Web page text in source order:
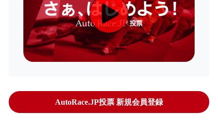
AutoRace.JP投票 新規会員登録